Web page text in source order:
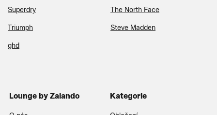
Superdry The North Face
Triumph Steve Madden
ghd
Lounge by Zalando Kategorie